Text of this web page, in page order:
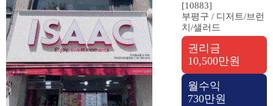
[10883]
부평구 / 디저트/브런
치/샐러드
권리금
10,500만원
월수익
730만원